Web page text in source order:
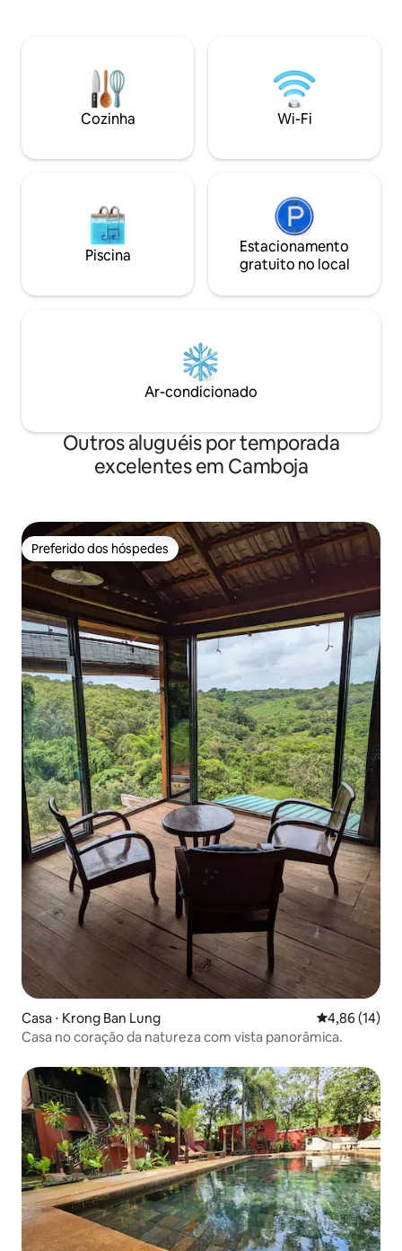
uma chegada tranquila, aproveite 30%
de DESCONTO no seu traslado do
aeroporto por apenas US$ 35. Observe
que o traslado para o aeroporto na sua
tarifa padrão de US$ 50.
Street, onde
variedade de
opções de vida
minutos a pé da
Cozinha Wi-Fi
Piscina
Estacionamento
gratuito no local
Ar-condicionado
Outros aluguéis por temporada
excelentes em Camboja
Preferido dos hóspedes
Preferido dos hóspedes
Casa ⋅ Krong Ban Lung 4,86 de uma
4,86 (14)
Casa no coração da natureza com vista panorâmica.